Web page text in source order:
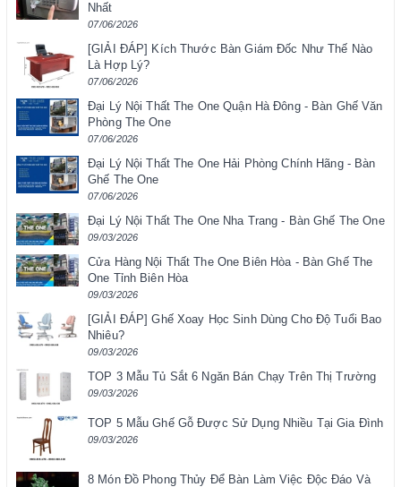
Nhất
07/06/2026
[GIẢI ĐÁP] Kích Thước Bàn Giám Đốc Như Thế Nào
Là Hợp Lý?
07/06/2026
Đại Lý Nội Thất The One Quận Hà Đông - Bàn Ghế Văn
Phòng The One
07/06/2026
Đại Lý Nội Thất The One Hải Phòng Chính Hãng - Bàn
Ghế The One
07/06/2026
Đại Lý Nội Thất The One Nha Trang - Bàn Ghế The One
09/03/2026
Cửa Hàng Nội Thất The One Biên Hòa - Bàn Ghế The
One Tỉnh Biên Hòa
09/03/2026
[GIẢI ĐÁP] Ghế Xoay Học Sinh Dùng Cho Độ Tuổi Bao
Nhiêu?
09/03/2026
TOP 3 Mẫu Tủ Sắt 6 Ngăn Bán Chạy Trên Thị Trường
09/03/2026
TOP 5 Mẫu Ghế Gỗ Được Sử Dụng Nhiều Tại Gia Đình
09/03/2026
8 Món Đồ Phong Thủy Để Bàn Làm Việc Độc Đáo Và